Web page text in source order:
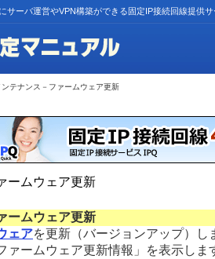
サーバ運営やVPN構築ができる固定IP接続回線提供
ンテナンス－ファームウェア更新
ームウェア更新
ームウェア更新
ェアを更新（バージョンアップ）し
ァームウェア更新情報」を表示しま